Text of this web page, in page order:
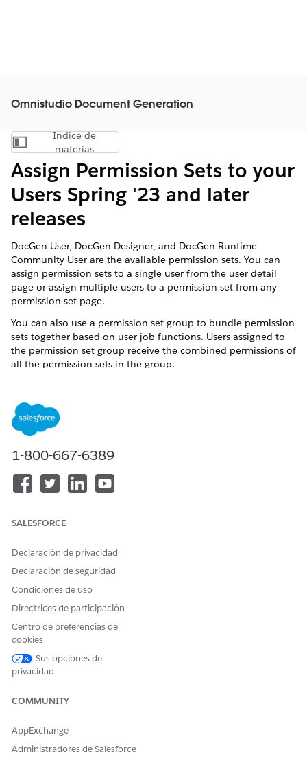
Omnistudio Document Generation
Mostrar índice de materias
Índice de
materias
Assign Permission Sets to your
Users Spring '23 and later
releases
DocGen User, DocGen Designer, and DocGen Runtime
Community User are the available permission sets. You can
assign permission sets to a single user from the user detail
page or assign multiple users to a permission set from any
permission set page.
You can also use a permission set group to bundle permission
sets together based on user job functions. Users assigned to
the permission set group receive the combined permissions of
all the permission sets in the group.
Manage Permission Set Assignments
Permission Set Groups
¿RESOLVIÓ ESTE ARTÍCULO SU PROBLEMA?
1-800-667-6389
SALESFORCE
Declaración de privacidad
Declaración de seguridad
Condiciones de uso
Directrices de participación
Centro de preferencias de
cookies
Sus opciones de
privacidad
COMMUNITY
AppExchange
Administradores de Salesforce